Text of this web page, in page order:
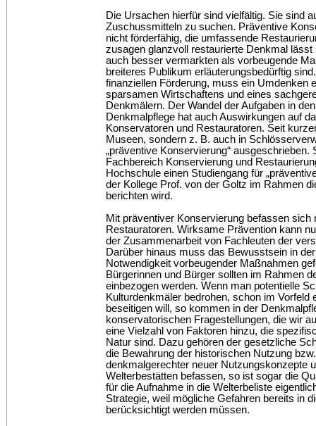
Die Ursachen hierfür sind vielfältig. Sie sind
Zuschussmitteln zu suchen. Präventive
nicht förderfähig, die umfassende
zusagen glanzvoll restaurierte Denkmal
auch besser vermarkten als vorbeugende
breiteres Publikum erläuterungsbedürftig
finanziellen Förderung, muss ein Umdenken
sparsamen Wirtschaftens und eines
Denkmälern. Der Wandel der Aufgaben in
Denkmalpflege hat auch Auswirkungen auf
Konservatoren und Restauratoren. Seit
Museen, sondern z. B. auch in
„präventive Konservierung“ ausgeschrieben.
Fachbereich Konservierung und
Hochschule einen Studiengang für
der Kollege Prof. von der Goltz im Rahmen
berichten wird.
Mit präventiver Konservierung befassen sich
Restauratoren. Wirksame Prävention kann
der Zusammenarbeit von Fachleuten der
Darüber hinaus muss das Bewusstsein in
Notwendigkeit vorbeugender Maßnahmen
Bürgerinnen und Bürger sollten im Rahmen
einbezogen werden. Wenn man potentielle
Kulturdenkmäler bedrohen, schon im Vorfeld
beseitigen will, so kommen in der
konservatorischen Fragestellungen, die wir
eine Vielzahl von Faktoren hinzu, die
Natur sind. Dazu gehören der gesetzliche
die Bewahrung der historischen Nutzung
denkmalgerechter neuer Nutzungskonzepte
Welterbestätten befassen, so ist sogar die
für die Aufnahme in die Welterbeliste
Strategie, weil mögliche Gefahren bereits in
berücksichtigt werden müssen.